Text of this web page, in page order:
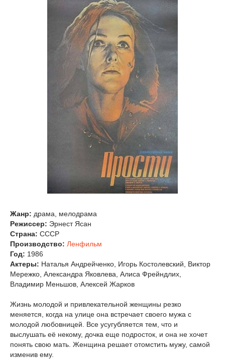
Жанр: драма, мелодрама
Режиссер: Эрнест Ясан
Страна: СССР
Производство: Ленфильм
Год: 1986
Актеры: Наталья Андрейченко, Игорь Костолевский, Виктор
Мережко, Александра Яковлева, Алиса Фрейндлих,
Владимир Меньшов, Алексей Жарков
Жизнь молодой и привлекательной женщины резко
меняется, когда на улице она встречает своего мужа с
молодой любовницей. Все усугубляется тем, что и
выслушать её некому, дочка еще подросток, и она не хочет
понять свою мать. Женщина решает отомстить мужу, самой
изменив ему.